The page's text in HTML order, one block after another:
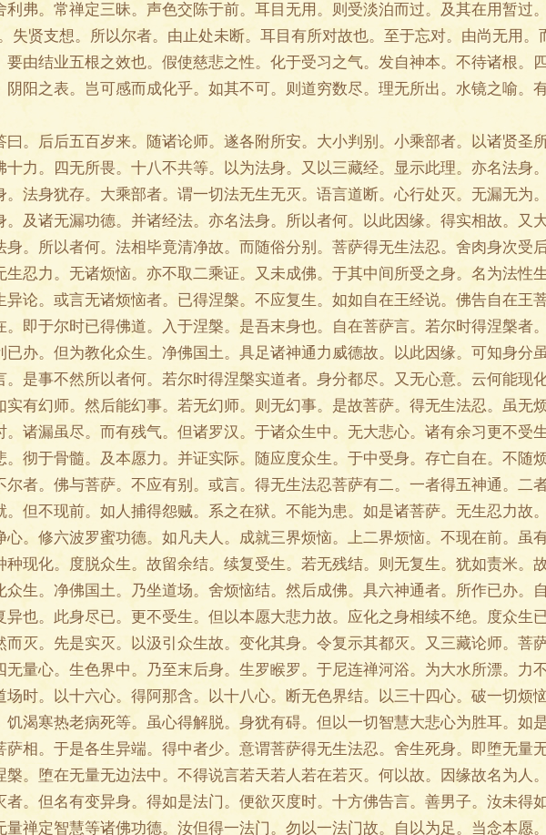
利弗。常禅定三昧。声色交陈于前。耳目无用。则受淡泊而过。及其在用暂过
失贤支想。所以尔者。由止处未断。耳目有所对故也。至于忘对。由尚无用。
要由结业五根之效也。假使慈悲之性。化于受习之气。发自神本。不待诸根。
阴阳之表。岂可感而成化乎。如其不可。则道穷数尽。理无所出。水镜之喻。
后后五百岁来。随诸论师。遂各附所安。大小判别。小乘部者。以诸贤圣
十力。四无所畏。十八不共等。以为法身。又以三藏经。显示此理。亦名法身
。法身犹存。大乘部者。谓一切法无生无灭。语言道断。心行处灭。无漏无为
。及诸无漏功德。并诸经法。亦名法身。所以者何。以此因缘。得实相故。又
身。所以者何。法相毕竟清净故。而随俗分别。菩萨得无生法忍。舍肉身次受
生忍力。无诸烦恼。亦不取二乘证。又未成佛。于其中间所受之身。名为法性
异论。或言无诸烦恼者。已得涅槃。不应复生。如如自在王经说。佛告自在王
。即于尔时已得佛道。入于涅槃。是吾末身也。自在菩萨言。若尔时得涅槃者
已办。但为教化众生。净佛国土。具足诸神通力威德故。以此因缘。可知身分
。是事不然所以者何。若尔时得涅槃实道者。身分都尽。又无心意。云何能现
实有幻师。然后能幻事。若无幻师。则无幻事。是故菩萨。得无生法忍。虽无
。诸漏虽尽。而有残气。但诸罗汉。于诸众生中。无大悲心。诸有余习更不受
。彻于骨髓。及本愿力。并证实际。随应度众生。于中受身。存亡自在。不随
尔者。佛与菩萨。不应有别。或言。得无生法忍菩萨有二。一者得五神通。二
。但不现前。如人捕得怨贼。系之在狱。不能为患。如是诸菩萨。无生忍力故
心。修六波罗蜜功德。如凡夫人。成就三界烦恼。上二界烦恼。不现在前。虽
种现化。度脱众生。故留余结。续复受生。若无残结。则无复生。犹如责米。
众生。净佛国土。乃坐道场。舍烦恼结。然后成佛。具六神通者。所作已办。
异也。此身尽已。更不受生。但以本愿大悲力故。应化之身相续不绝。度众生
而灭。先是实灭。以汲引众生故。变化其身。令复示其都灭。又三藏论师。菩
无量心。生色界中。乃至末后身。生罗睺罗。于尼连禅河浴。为大水所漂。力
场时。以十六心。得阿那含。以十八心。断无色界结。以三十四心。破一切烦
饥渴寒热老病死等。虽心得解脱。身犹有碍。但以一切智慧大悲心为胜耳。如
萨相。于是各生异端。得中者少。意谓菩萨得无生法忍。舍生死身。即堕无量
槃。堕在无量无边法中。不得说言若天若人若在若灭。何以故。因缘故名为人
者。但名有变异身。得如是法门。便欲灭度时。十方佛告言。善男子。汝未得
量禅定智慧等诸佛功德。汝但得一法门。勿以一法门故。自以为足。当念本愿